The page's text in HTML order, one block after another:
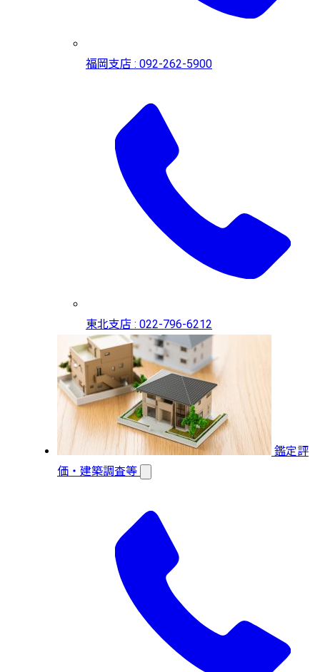
福岡支店 : 092-262-5900
東北支店 : 022-796-6212
鑑定評
価・建築調査等